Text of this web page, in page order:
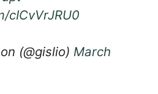
cICvVrJRU0
(@gislio) March